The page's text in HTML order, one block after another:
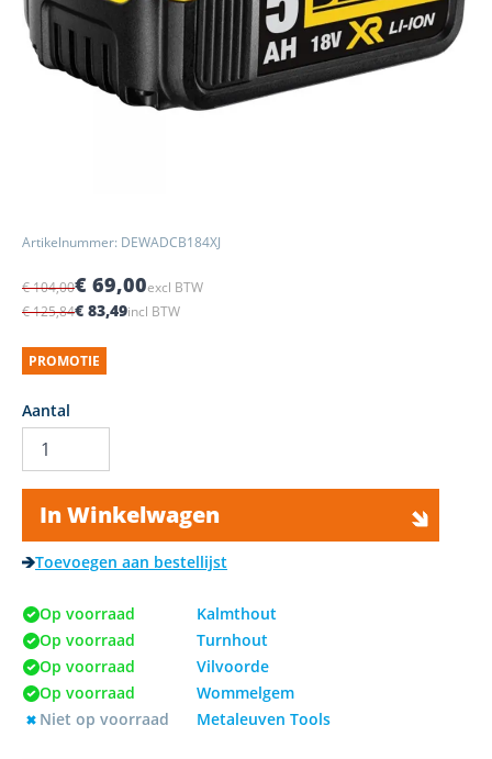
Artikelnummer: DEWADCB184XJ
€ 104,00€ 69,00excl BTW
€ 125,84€ 83,49incl BTW
PROMOTIE
Aantal
In Winkelwagen
Toevoegen aan bestellijst
Op voorraad
Kalmthout
Op voorraad
Turnhout
Op voorraad
Vilvoorde
Op voorraad
Wommelgem
Niet op voorraad
Metaleuven Tools